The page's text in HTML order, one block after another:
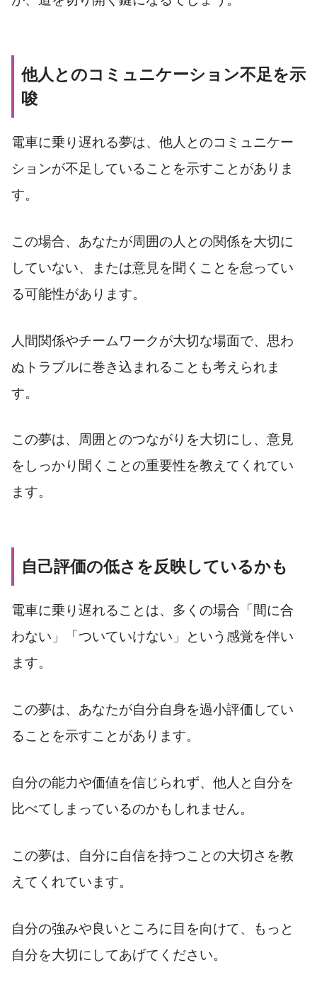
他人とのコミュニケーション不足を示
唆
電車に乗り遅れる夢は、他人とのコミュニケー
ションが不足していることを示すことがありま
す。
この場合、あなたが周囲の人との関係を大切に
していない、または意見を聞くことを怠ってい
る可能性があります。
人間関係やチームワークが大切な場面で、思わ
ぬトラブルに巻き込まれることも考えられま
す。
この夢は、周囲とのつながりを大切にし、意見
をしっかり聞くことの重要性を教えてくれてい
ます。
自己評価の低さを反映しているかも
電車に乗り遅れることは、多くの場合「間に合
わない」「ついていけない」という感覚を伴い
ます。
この夢は、あなたが自分自身を過小評価してい
ることを示すことがあります。
自分の能力や価値を信じられず、他人と自分を
比べてしまっているのかもしれません。
この夢は、自分に自信を持つことの大切さを教
えてくれています。
自分の強みや良いところに目を向けて、もっと
自分を大切にしてあげてください。